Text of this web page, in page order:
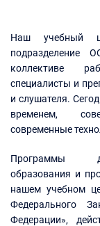
Наш учебный
коллективе
специалисты и
и слушателя.
временем,
современные
Программы
образования и
нашем учебном
Федерального
Федерации»,